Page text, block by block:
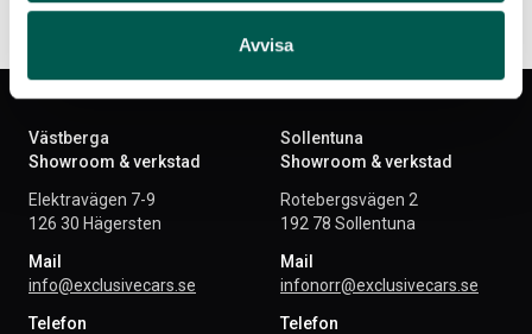
Avvisa
Västberga
Showroom & verkstad
Elektravägen 7-9
126 30 Hägersten
Mail
info@exclusivecars.se
Telefon
Sollentuna
Showroom & verkstad
Rotebergsvägen 2
192 78 Sollentuna
Mail
infonorr@exclusivecars.se
Telefon